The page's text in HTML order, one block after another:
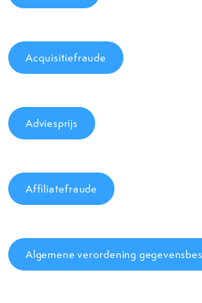
Acquisitiefraude
Adviesprijs
Affiliatefraude
Algemene verordening